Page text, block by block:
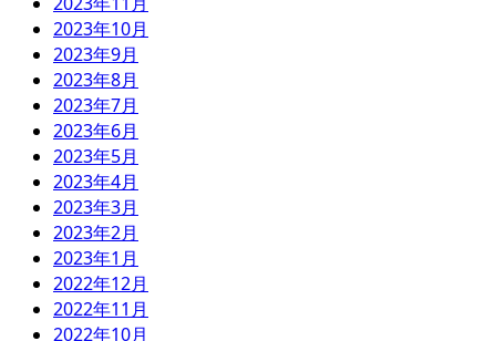
2023年10月
2023年9月
2023年8月
2023年7月
2023年6月
2023年5月
2023年4月
2023年3月
2023年2月
2023年1月
2022年12月
2022年11月
2022年10月